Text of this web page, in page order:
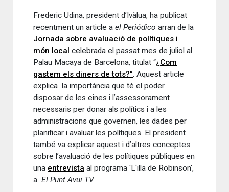
Frederic Udina, president d’Ivàlua, ha publicat
recentment un article a el Periódico arran de la
Jornada sobre avaluació de polítiques i
món local celebrada el passat mes de juliol al
Palau Macaya de Barcelona, titulat “¿Com
gastem els diners de tots?”. Aquest article
explica la importància que té el poder
disposar de les eines i l’assessorament
necessaris per donar als polítics i a les
administracions que governen, les dades per
planificar i avaluar les polítiques. El president
també va explicar aquest i d’altres conceptes
sobre l’avaluació de les polítiques públiques en
una entrevista al programa 'L'illa de Robinson',
a El Punt Avui TV.